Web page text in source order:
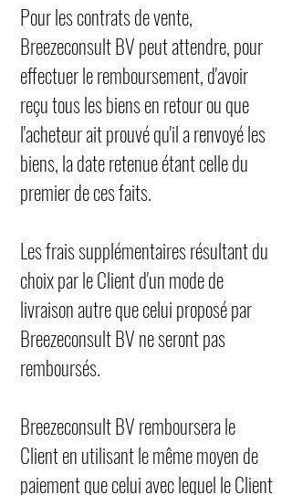
Pour les contrats de vente,
Breezeconsult BV peut attendre, pour
effectuer le remboursement, d'avoir
reçu tous les biens en retour ou que
l'acheteur ait prouvé qu'il a renvoyé les
biens, la date retenue étant celle du
premier de ces faits.
Les frais supplémentaires résultant du
choix par le Client d'un mode de
livraison autre que celui proposé par
Breezeconsult BV ne seront pas
remboursés.
Breezeconsult BV remboursera le
Client en utilisant le même moyen de
paiement que celui avec lequel le Client